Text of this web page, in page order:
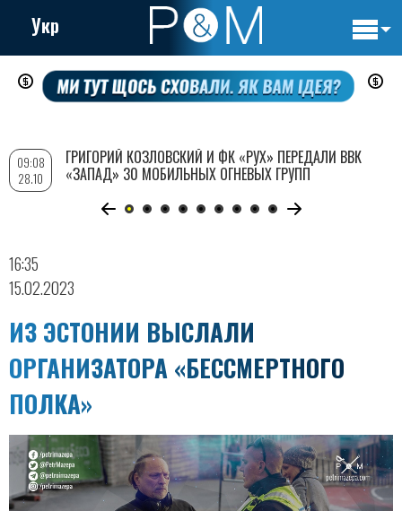
Перейти
содержанию
Укр
16:35
15.02.2023
ИЗ ЭСТОНИИ ВЫСЛАЛИ
ОРГАНИЗАТОРА «БЕССМЕРТНОГО
ПОЛКА»
09:08
28.10
ГРИГОРИЙ КОЗЛОВСКИЙ И ФК «РУХ» ПЕРЕДАЛИ ВВК
«ЗАПАД» 30 МОБИЛЬНЫХ ОГНЕВЫХ ГРУПП